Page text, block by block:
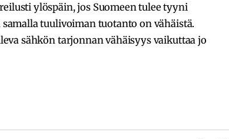
ylöspäin, jos Suomeen tulee tyyni
tuulivoiman tuotanto on vähäistä.
sähkön tarjonnan vähäisyys vaikuttaa jo